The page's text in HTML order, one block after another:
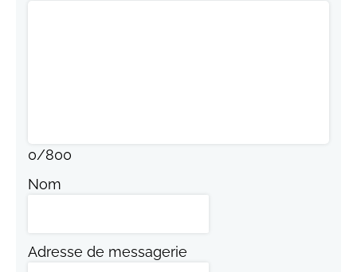
0/800
Nom
Adresse de messagerie